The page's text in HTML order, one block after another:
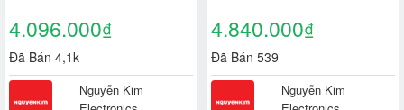
T220FA(FB)/AQR-
T225FA(LB)
4.096.000₫
Đã Bán 4,1k
Nguyễn Kim
4.840.000₫
Đã Bán 539
Nguyễn Kim